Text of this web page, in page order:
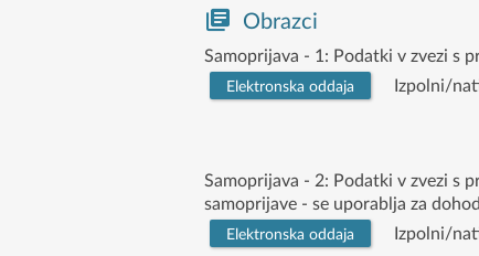
Obrazci
Samoprijava - 1: Podatki v zvezi s
Elektronska oddaja Izpolni/
Samoprijava - 2: Podatki v zvezi s
samoprijave - se uporablja za
Elektronska oddaja Izpolni/